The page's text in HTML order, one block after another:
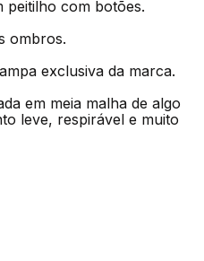
peitilho com botões.
ombros.
exclusiva da marca.
em meia malha de algo
leve, respirável e muito